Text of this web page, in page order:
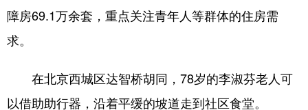
障房69.1万余套，重点关注青年人等群体的住房需
求。
在北京西城区达智桥胡同，78岁的李淑芬老人可
以借助助行器，沿着平缓的坡道走到社区食堂。